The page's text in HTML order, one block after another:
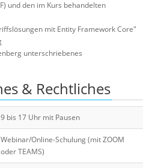
und den im Kurs behandelten
mit Entity Framework Core"
unterschriebenes
& Rechtliches
9 bis 17 Uhr mit Pausen
Webinar/Online-Schulung (mit ZOOM
oder TEAMS)